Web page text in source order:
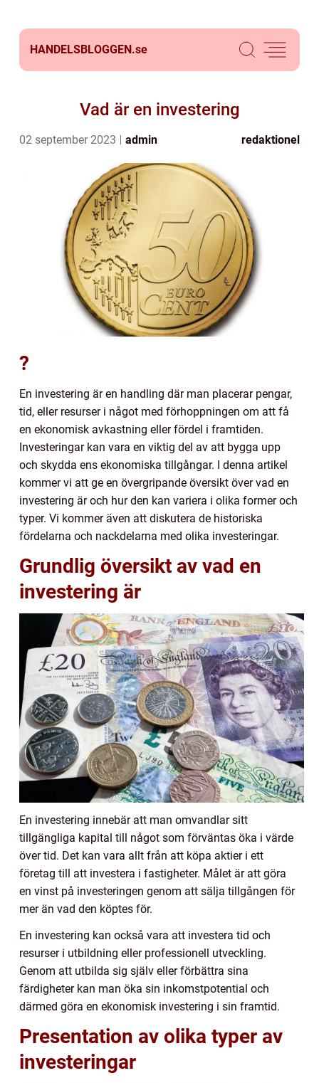
HANDELSBLOGGEN.se
Vad är en investering
02 september 2023 admin redaktionel
?
En investering är en handling där man placerar pengar,
tid, eller resurser i något med förhoppningen om att få
en ekonomisk avkastning eller fördel i framtiden.
Investeringar kan vara en viktig del av att bygga upp
och skydda ens ekonomiska tillgångar. I denna artikel
kommer vi att ge en övergripande översikt över vad en
investering är och hur den kan variera i olika former och
typer. Vi kommer även att diskutera de historiska
fördelarna och nackdelarna med olika investeringar.
Grundlig översikt av vad en
investering är
En investering innebär att man omvandlar sitt
tillgängliga kapital till något som förväntas öka i värde
över tid. Det kan vara allt från att köpa aktier i ett
företag till att investera i fastigheter. Målet är att göra
en vinst på investeringen genom att sälja tillgången för
mer än vad den köptes för.
En investering kan också vara att investera tid och
resurser i utbildning eller professionell utveckling.
Genom att utbilda sig själv eller förbättra sina
färdigheter kan man öka sin inkomstpotential och
därmed göra en ekonomisk investering i sin framtid.
Presentation av olika typer av
investeringar